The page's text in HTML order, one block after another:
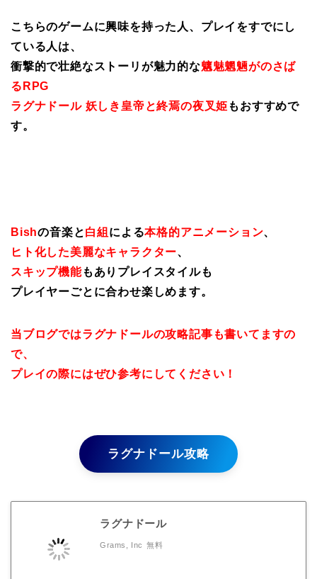
こちらのゲームに興味を持った人、プレイをすでにし
ている人は、
衝撃的で壮絶なストーリが魅力的な魑魅魍魎がのさば
るRPG
ラグナドール 妖しき皇帝と終焉の夜叉姫 もおすすめで
す。
Bishの音楽と白組 による本格的アニメーション、
ヒト化した美麗なキャラクター、
スキップ機能もありプレイスタイルも
プレイヤーごとに合わせ楽しめます。
当ブログではラグナドールの攻略記事も書いてますの
で、
プレイの際にはぜひ参考にしてください！
ラグナドール攻略
ラグナドール
Grams, Inc 無料